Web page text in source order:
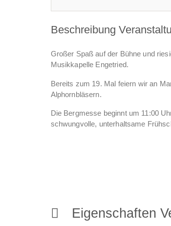
Beschreibung
Großer Spaß auf der Bühne und
Musikkapelle Engetried.
Bereits zum 19. Mal feiern wir an
Alphornbläsern.
Die Bergmesse beginnt um 11:00
schwungvolle, unterhaltsame
Eigenschaften